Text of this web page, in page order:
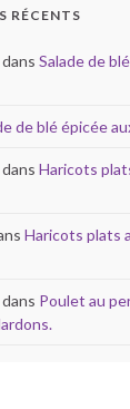
RÉCENTS
dans Salade de
de blé épicée
dans Haricots
Haricots plats
dans Poulet au